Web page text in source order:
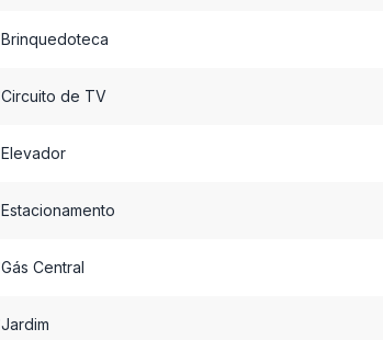
Brinquedoteca
Circuito de TV
Elevador
Estacionamento
Gás Central
Jardim